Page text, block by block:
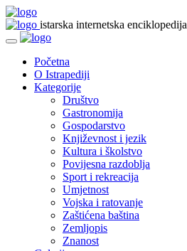
istarska internetska enciklopedija
Početna
O Istrapediji
Kategorije
Društvo
Gastronomija
Gospodarstvo
Književnost i jezik
Kultura i školstvo
Povijesna razdoblja
Sport i rekreacija
Umjetnost
Vojska i ratovanje
Zaštićena baština
Zemljopis
Znanost